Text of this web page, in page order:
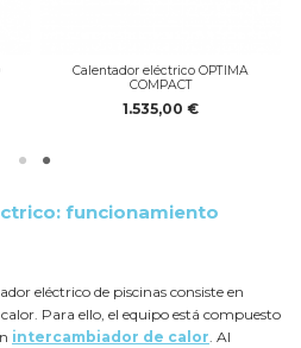
Calentador eléctrico OPTIMA
COMPACT
1.535,00 €
funcionamiento
eléctrico de piscinas consiste en
Para ello, el equipo está compuesto
intercambiador de calor. Al